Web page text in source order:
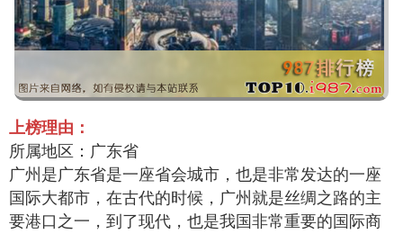
上榜理由：
所属地区：广东省
广州是广东省是一座省会城市，也是非常发达的一座
国际大都市，在古代的时候，广州就是丝绸之路的主
要港口之一，到了现代，也是我国非常重要的国际商